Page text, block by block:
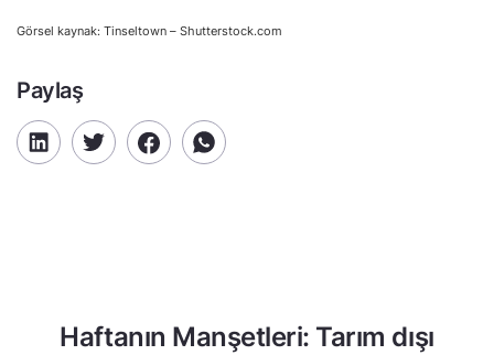
Görsel kaynak: Tinseltown – Shutterstock.com
Paylaş
Haftanın Manşetleri: Tarım dışı